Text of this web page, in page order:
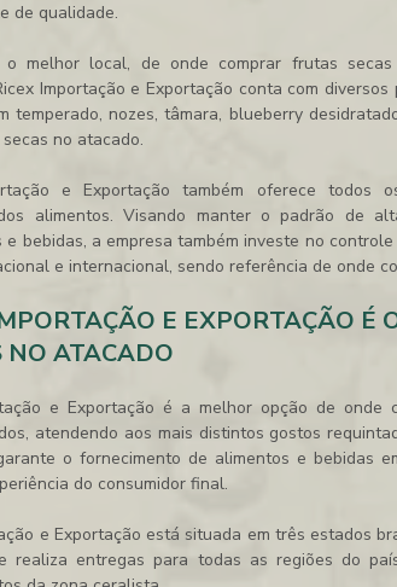
de qualidade.
o melhor local, de onde comprar frutas
Importação e Exportação conta com
temperado, nozes, tâmara, blueberry
no atacado.
e Exportação também oferece todos
alimentos. Visando manter o padrão de
e bebidas, a empresa também investe no
e internacional, sendo referência de onde
E EXPORTAÇÃO É
NO ATACADO
e Exportação é a melhor opção de onde
atendendo aos mais distintos gostos
o fornecimento de alimentos e bebidas
do consumidor final.
e Exportação está situada em três estados
realiza entregas para todas as regiões do